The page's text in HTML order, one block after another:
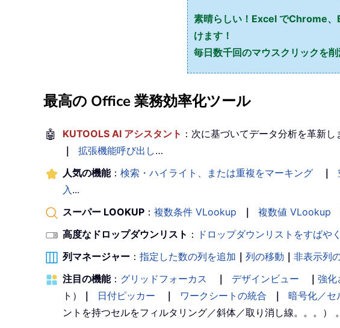
素晴らしい！Excel でChrome
けます！
毎日数千回のマウスクリックを
最高の Office 業務効率化ツール
🤖 KUTOOLS AI アシスタント ：次に基づいてデータ分析を革新し
｜
拡張機能呼び出し…
人気の機能： 検索・ハイライト、または重複をマーキング ｜
入...
スーパー LOOKUP ： 複数条件 VLookup ｜ 複数値 VLookup
高度なドロップダウンリスト ： ドロップダウンリストをすばや
列マネージャー ： 指定した数の列を追加 ｜ 列の移動 ｜ 非表示列
注目の機能： グリッドフォーカス ｜ デザインビュー ｜ 強化
ト）
｜ 日付ピッカー ｜ ワークシートの統合 ｜ 暗号化／セ
ントを持つセルをフィルタリング／斜体／取り消し線。。。）